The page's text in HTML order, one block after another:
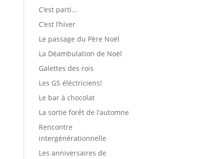
C’est parti…
C’est l’hiver
Le passage du Père Noël
La Déambulation de Noël
Galettes des rois
Les GS éléctriciens!
Le bar à chocolat
La sortie forêt de l’automne
Rencontre
intergénérationnelle
Les anniversaires de